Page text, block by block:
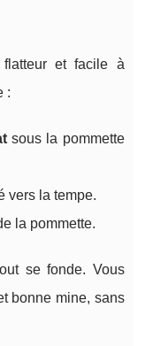
et facile à
:
sous la pommette
vers la tempe.
la pommette.
se fonde. Vous
bonne mine, sans